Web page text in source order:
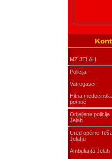
MZ JELAH
Policija
Vatrogasci
Hitna
pomoć
Odjeljene policije
Jelah
Ured općine
Jelahu
Ambulanta Jelah